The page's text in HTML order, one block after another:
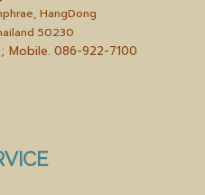
HangDong
50230
Mobile. 086-922-7100